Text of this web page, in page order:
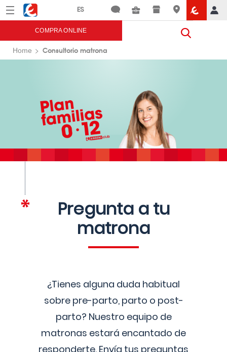
Menú Eroski
COMPRA ONLINE
Home Consultorio matrona
Pregunta a tu
matrona
¿Tienes alguna duda habitual
sobre pre-parto, parto o post-
parto? Nuestro equipo de
matronas estará encantado de
responderte. Envía tus preguntas